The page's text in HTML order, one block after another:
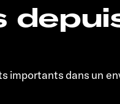
importants dans un